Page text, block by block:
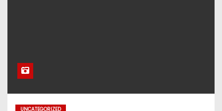
UNCATEGORIZED